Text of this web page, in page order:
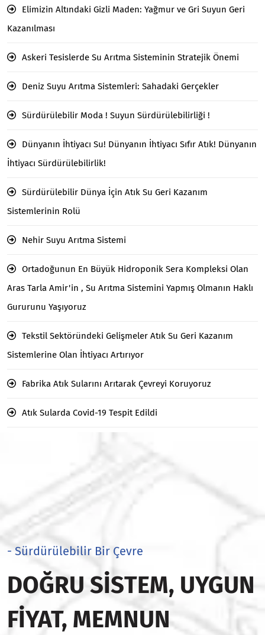
Elimizin Altındaki Gizli Maden: Yağmur ve Gri Suyun Geri
Kazanılması
Askeri Tesislerde Su Arıtma Sisteminin Stratejik Önemi
Deniz Suyu Arıtma Sistemleri: Sahadaki Gerçekler
Sürdürülebilir Moda ! Suyun Sürdürülebilirliği !
Dünyanın İhtiyacı Su! Dünyanın İhtiyacı Sıfır Atık! Dünyanın
İhtiyacı Sürdürülebilirlik!
Sürdürülebilir Dünya İçin Atık Su Geri Kazanım
Sistemlerinin Rolü
Nehir Suyu Arıtma Sistemi
Ortadoğunun En Büyük Hidroponik Sera Kompleksi Olan
Aras Tarla Amir'in , Su Arıtma Sistemini Yapmış Olmanın Haklı
Gururunu Yaşıyoruz
Tekstil Sektöründeki Gelişmeler Atık Su Geri Kazanım
Sistemlerine Olan İhtiyacı Artırıyor
Fabrika Atık Sularını Arıtarak Çevreyi Koruyoruz
Atık Sularda Covid-19 Tespit Edildi
- Sürdürülebilir Bir Çevre
DOĞRU SISTEM, UYGUN
FIYAT, MEMNUN